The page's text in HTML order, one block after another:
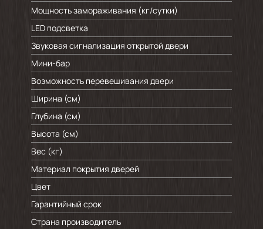
Мощность замораживания (кг/cутки)
LED подсветка
Звуковая сигнализация открытой двери
Мини-бар
Возможность перевешивания двери
Ширина (см)
Глубина (см)
Высота (см)
Вес (кг)
Материал покрытия дверей
Цвет
Гарантийный срок
Страна производитель